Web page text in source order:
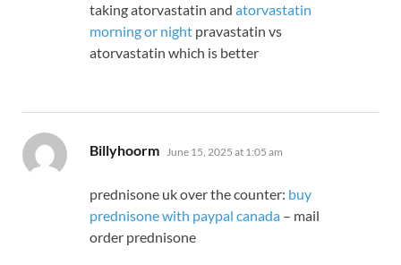
taking atorvastatin and atorvastatin
morning or night pravastatin vs
atorvastatin which is better
Billyhoorm says:
June 15, 2025 at 1:05 am
prednisone uk over the counter: buy
prednisone with paypal canada – mail
order prednisone